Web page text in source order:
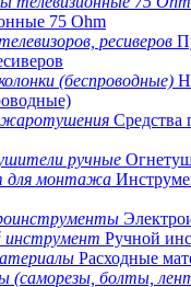
75 Ohm
Средства
Ручной
Расходные